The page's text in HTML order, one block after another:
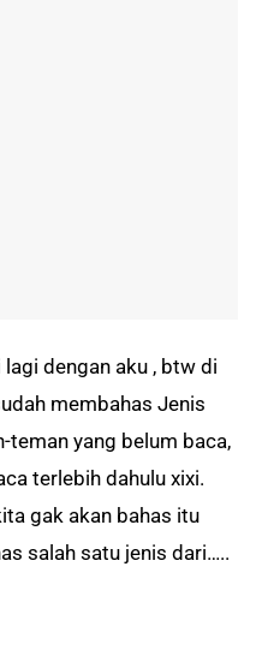
dengan aku , btw di
membahas Jenis
yang belum baca,
terlebih dahulu xixi.
gak akan bahas itu
salah satu jenis dari…..